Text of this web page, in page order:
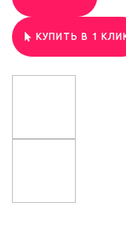
КУПИТЬ В 1